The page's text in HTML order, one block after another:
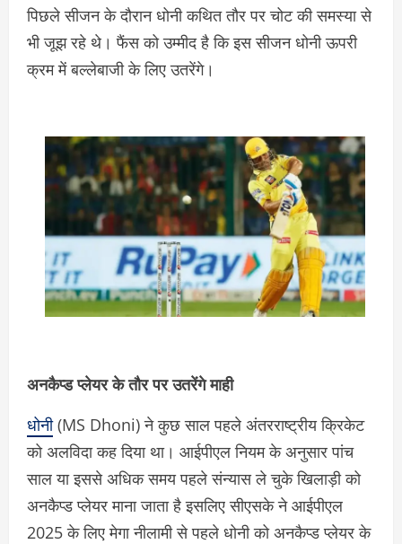
पिछले सीजन के दौरान धोनी कथित तौर पर चोट की समस्या से
भी जूझ रहे थे। फैंस को उम्मीद है कि इस सीजन धोनी ऊपरी
क्रम में बल्लेबाजी के लिए उतरेंगे।
अनकैप्ड प्लेयर के तौर पर उतरेंगे माही
धोनी(MS Dhoni) ने कुछ साल पहले अंतरराष्ट्रीय क्रिकेट
को अलविदा कह दिया था। आईपीएल नियम के अनुसार पांच
साल या इससे अधिक समय पहले संन्यास ले चुके खिलाड़ी को
अनकैप्ड प्लेयर माना जाता है इसलिए सीएसके ने आईपीएल
2025 के लिए मेगा नीलामी से पहले धोनी को अनकैप्ड प्लेयर के